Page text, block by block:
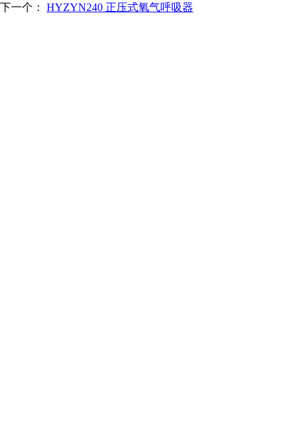
下一个： HYZYN240 正压式氧气呼吸器